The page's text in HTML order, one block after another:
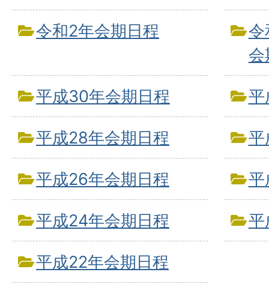
令和2年会期日程
令
会
平成30年会期日程 平
平成28年会期日程 平
平成26年会期日程 平
平成24年会期日程 平
平成22年会期日程